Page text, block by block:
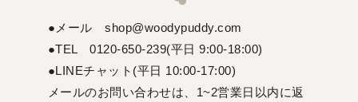
●メール shop@woodypuddy.com
●TEL 0120-650-239(平日 9:00-18:00)
●LINEチャット(平日 10:00-17:00)
メールのお問い合わせは、1~2営業日以内に返